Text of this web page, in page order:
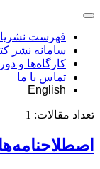
فهرست
سامانه نشر
کارگاه‌ها و
تماس با ما
English
تعداد مقالات: 1